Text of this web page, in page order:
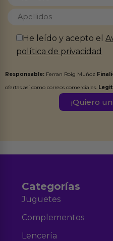
He leído y acepto el
política de privacidad
Responsable: Ferran Roig Muñoz
ofertas así como correos comerciales.
Destinatarios:Ferran
Categorías
Juguetes
Complementos
Lencería